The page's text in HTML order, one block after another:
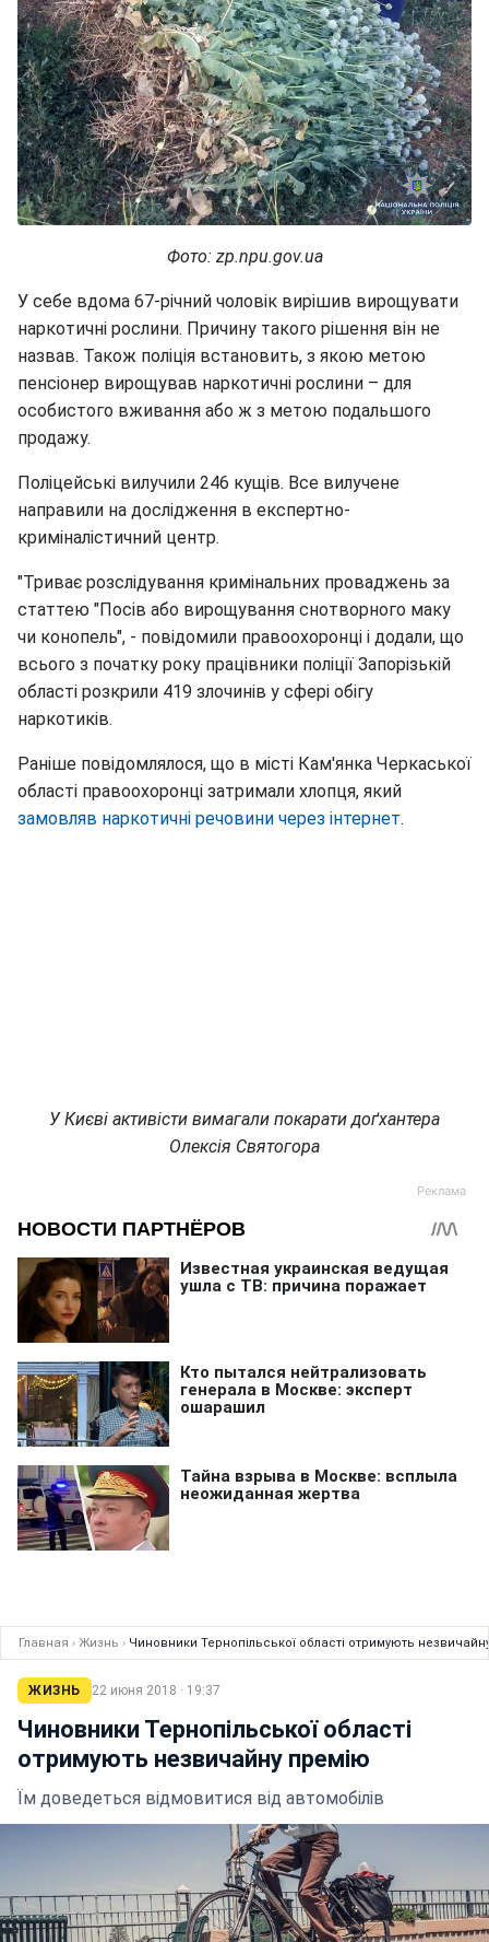
Фото: zp.npu.gov.ua
У себе вдома 67-річний чоловік вирішив вирощувати
наркотичні рослини. Причину такого рішення він не
назвав. Також поліція встановить, з якою метою
пенсіонер вирощував наркотичні рослини – для
особистого вживання або ж з метою подальшого
продажу.
Поліцейські вилучили 246 кущів. Все вилучене
направили на дослідження в експертно-
криміналістичний центр.
"Триває розслідування кримінальних проваджень за
статтею "Посів або вирощування снотворного маку
чи конопель", - повідомили правоохоронці і додали, що
всього з початку року працівники поліції Запорізькій
області розкрили 419 злочинів у сфері обігу
наркотиків.
Раніше повідомлялося, що в місті Кам'янка Черкаської
області правоохоронці затримали хлопця, який
замовляв наркотичні речовини через інтернет.
У Києві активісти вимагали покарати доґхантера
Олексія Святогора
Главная › Жизнь › Чиновники Тернопільської області отримують
ЖИЗНЬ 22 июня 2018 · 19:37
Чиновники Тернопільської області
отримують незвичайну премію
Їм доведеться відмовитися від автомобілів